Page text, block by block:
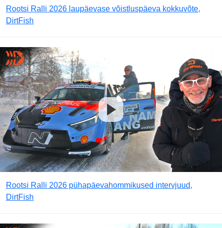
Rootsi Ralli 2026 laupäevase võistluspäeva kokkuvõte,
DirtFish
Rootsi Ralli 2026 pühapäevahommikused intervjuud,
DirtFish